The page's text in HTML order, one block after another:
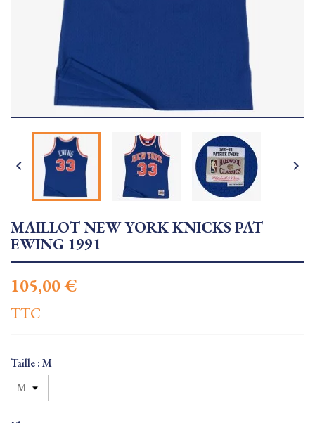
 
MAILLOT NEW YORK KNICKS PAT
EWING 1991
105,00 €
TTC
Taille : M